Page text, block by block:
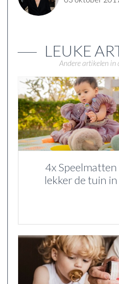
LEUKE
Andere artikelen in
4x
lekker de tuin